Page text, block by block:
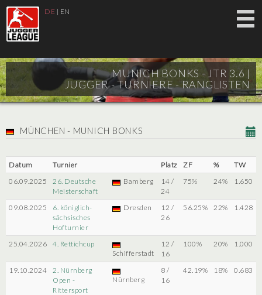
DE | EN
MUNICH BONKS - JTR 3.6 |
JUGGER - TURNIERE - RANGLISTEN
MÜNCHEN - MUNICH BONKS
Datum Turnier Platz ZF %
TW
06.09.2025
26. Deutsche
Meisterschaft
Bamberg
14 /
24
75% 24% 1.650
09.08.2025
6. königlich-
sächsisches
Hofturnier
Dresden
12 /
26
56.25% 22% 1.428
25.04.2026
4. Rettichcup
Schifferstadt
12 /
16
100% 20% 1.000
19.10.2024
2. Nürnberg
Open -
Rittersport
Nürnberg
8 /
16
42.19% 18% 0.683